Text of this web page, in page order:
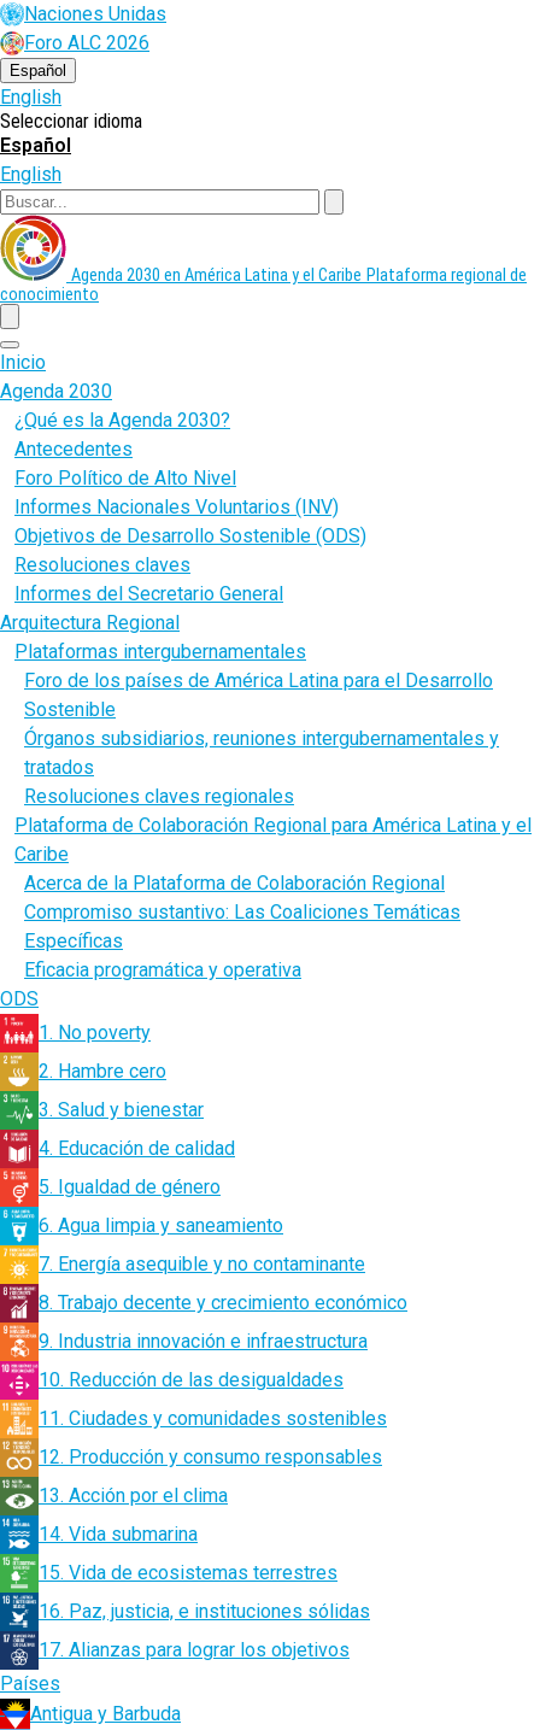
Pasar
al
contenido
principal
Naciones Unidas
Foro ALC 2026
Español
English
Seleccionar idioma
Español
English
Agenda 2030 en América Latina y el Caribe Plataforma regional de
conocimiento
menu
Inicio
Agenda 2030
¿Qué es la Agenda 2030?
Antecedentes
Foro Político de Alto Nivel
Informes Nacionales Voluntarios (INV)
Objetivos de Desarrollo Sostenible (ODS)
Resoluciones claves
Informes del Secretario General
Arquitectura Regional
Plataformas intergubernamentales
Foro de los países de América Latina para el Desarrollo
Sostenible
Órganos subsidiarios, reuniones intergubernamentales y
tratados
Resoluciones claves regionales
Plataforma de Colaboración Regional para América Latina y el
Caribe
Acerca de la Plataforma de Colaboración Regional
Compromiso sustantivo: Las Coaliciones Temáticas
Específicas
Eficacia programática y operativa
ODS
1. No poverty
2. Hambre cero
3. Salud y bienestar
4. Educación de calidad
5. Igualdad de género
6. Agua limpia y saneamiento
7. Energía asequible y no contaminante
8. Trabajo decente y crecimiento económico
9. Industria innovación e infraestructura
10. Reducción de las desigualdades
11. Ciudades y comunidades sostenibles
12. Producción y consumo responsables
13. Acción por el clima
14. Vida submarina
15. Vida de ecosistemas terrestres
16. Paz, justicia, e instituciones sólidas
17. Alianzas para lograr los objetivos
Países
Antigua y Barbuda